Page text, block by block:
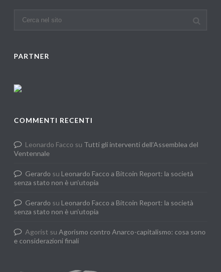
PARTNER
COMMENTI RECENTI
Leonardo Facco su Tutti gli interventi dell’Assemblea del
Ventennale
Gerardo su Leonardo Facco a Bitcoin Report: la società
senza stato non è un’utopia
Gerardo su Leonardo Facco a Bitcoin Report: la società
senza stato non è un’utopia
Agorist suAgorismo contro Anarco-capitalismo: cosa sono
e considerazioni finali